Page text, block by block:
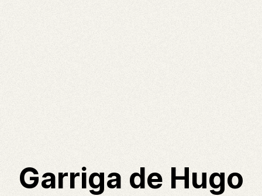
Garriga de Hugo